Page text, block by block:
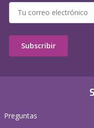
Preguntas
Subscribir